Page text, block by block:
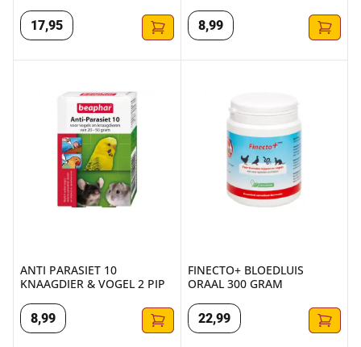
17,95 8,99
ANTI PARASIET 10
KNAAGDIER & VOGEL 2 PIP
8,99
FINECTO+ BLOEDLUIS
ORAAL 300 GRAM
22,99